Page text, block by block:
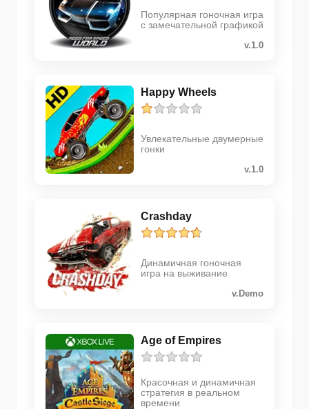
Популярная гоночная игра
с замечательной графикой
v.1.0
Happy Wheels
Увлекательные двумерные
гонки
v.1.0
Crashday
Динамичная гоночная
игра на выживание
v.Demo
Age of Empires
Красочная и динамичная
стратегия в реальном
времени